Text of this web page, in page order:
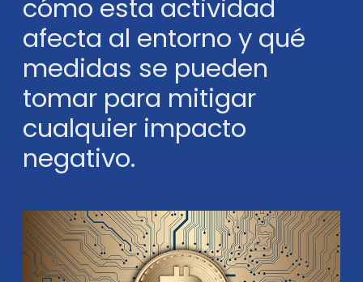
cómo esta actividad
afecta al entorno y qué
medidas se pueden
tomar para mitigar
cualquier impacto
negativo.